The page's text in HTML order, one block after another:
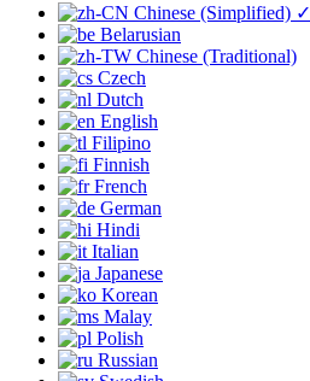
Chinese (Simplified) ✓
Belarusian
Chinese (Traditional)
Czech
Dutch
English
Filipino
Finnish
French
German
Hindi
Italian
Japanese
Korean
Malay
Polish
Russian